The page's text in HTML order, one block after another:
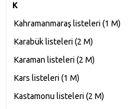
K
Kahramanmaraş listeleri‎ (1 M)
Karabük listeleri‎ (2 M)
Karaman listeleri‎ (2 M)
Kars listeleri‎ (1 M)
Kastamonu listeleri‎ (2 M)